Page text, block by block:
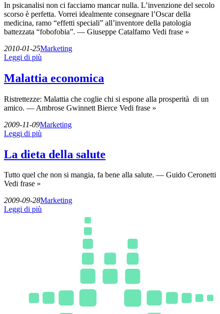
In psicanalisi non ci facciamo mancar nulla. L’invenzione del secolo
scorso è perfetta. Vorrei idealmente consegnare l’Oscar della
medicina, ramo “effetti speciali” all’inventore della patologia
battezzata “fobofobia”. — Giuseppe Catalfamo Vedi frase »
2010-01-25Marketing
Leggi di più
Malattia economica
Ristrettezze: Malattia che coglie chi si espone alla prosperità di un
amico. — Ambrose Gwinnett Bierce Vedi frase »
2009-11-09Marketing
Leggi di più
La dieta della salute
Tutto quel che non si mangia, fa bene alla salute. — Guido Ceronetti
Vedi frase »
2009-09-28Marketing
Leggi di più